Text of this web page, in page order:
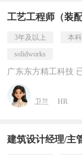
工艺工程师（装配
3年及以上 本科
solidworks
广东东方精工科技
卫兰 HR
建筑设计经理/主